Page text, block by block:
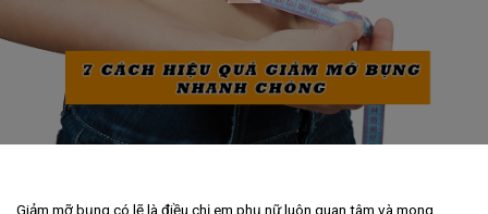
Giảm mỡ bụng có lẽ là điều chị em phụ nữ luôn quan tâm và mong